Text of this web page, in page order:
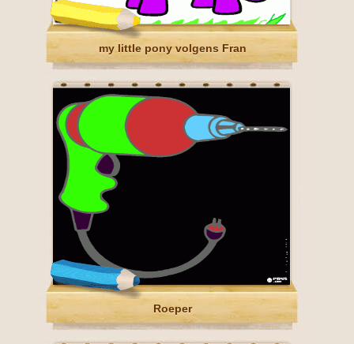
my little pony volgens Fran
Roeper